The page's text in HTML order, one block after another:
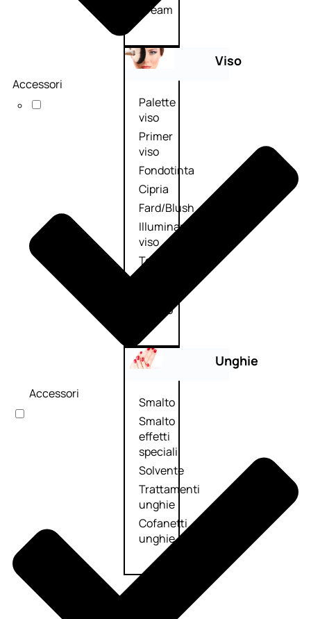
Cream
Viso
Palette
viso
Primer
viso
Fondotinta
Cipria
Fard/Blush
Illuminante
viso
Terre
Fissatore
trucco
Unghie
Smalto
Smalto
effetti
speciali
Solvente
Trattamenti
unghie
Cofanetti
unghie
Accessori
Accessori